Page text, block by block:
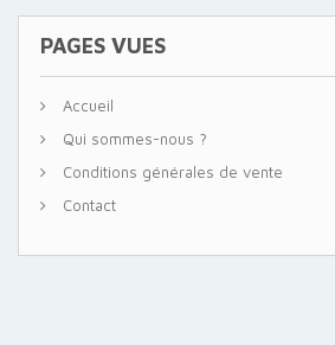
PAGES VUES
Accueil
Qui sommes-nous ?
Conditions générales de vente
Contact